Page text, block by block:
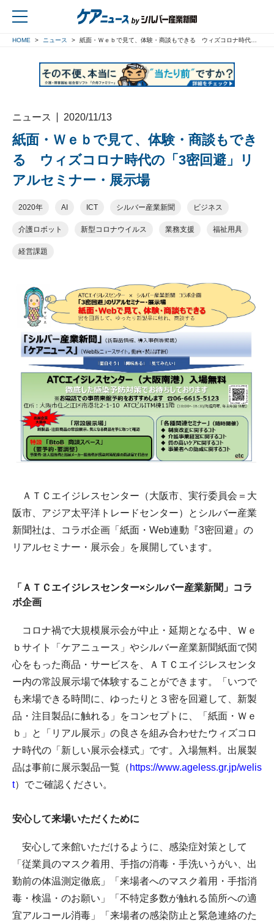
HOME ニュース 紙面・Ｗｅｂで見て、体験・商談もできる ウィズコロナ時代の「3密回避」リアルセミナー・展示場
ニュース 2020/11/13
紙面・Ｗｅｂで見て、体験・商談もでき
る ウィズコロナ時代の「3密回避」リ
アルセミナー・展示場
2020年 AI ICT シルバー産業新聞 ビジネス
介護ロボット 新型コロナウイルス 業務支援 福祉用具
経営課題
ＡＴＣエイジレスセンター（大阪市、実行委員会＝大
阪市、アジア太平洋トレードセンター）とシルバー産業
新聞社は、コラボ企画「紙面・Web連動『3密回避』の
リアルセミナー・展示会」を展開しています。
「ＡＴＣエイジレスセンター×シルバー産業新聞」コラ
ボ企画
コロナ禍で大規模展示会が中止・延期となる中、Ｗｅ
ｂサイト「ケアニュース」やシルバー産業新聞紙面で関
心をもった商品・サービスを、ＡＴＣエイジレスセンタ
ー内の常設展示場で体験することができます。「いつで
も来場できる時間に、ゆったりと３密を回避して、新製
品・注目製品に触れる」をコンセプトに、「紙面・Ｗｅ
ｂ」と「リアル展示」の良さを組み合わせたウィズコロ
ナ時代の「新しい展示会様式」です。入場無料。出展製
品は事前に展示製品一覧（ https://www.ageless.gr.jp/welis
t）でご確認ください。
安心して来場いただくために
安心して来館いただけるように、感染症対策として
「従業員のマスク着用、手指の消毒・手洗いうがい、出
勤前の体温測定徹底」「来場者へのマスク着用・手指消
毒・検温・のお願い」「不特定多数が触れる箇所への適
宜アルコール消毒」「来場者の感染防止と緊急連絡のた